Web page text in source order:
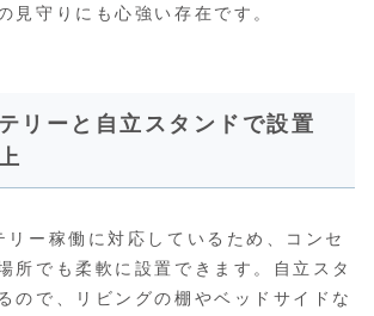
見守りにも心強い存在です。
リーと自立スタンドで設置
リー稼働に対応しているため、コンセ
所でも柔軟に設置できます。自立スタ
ので、リビングの棚やベッドサイドな